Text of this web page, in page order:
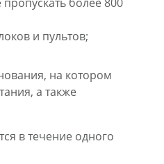
и пультов;
на котором
а также
в течение одного